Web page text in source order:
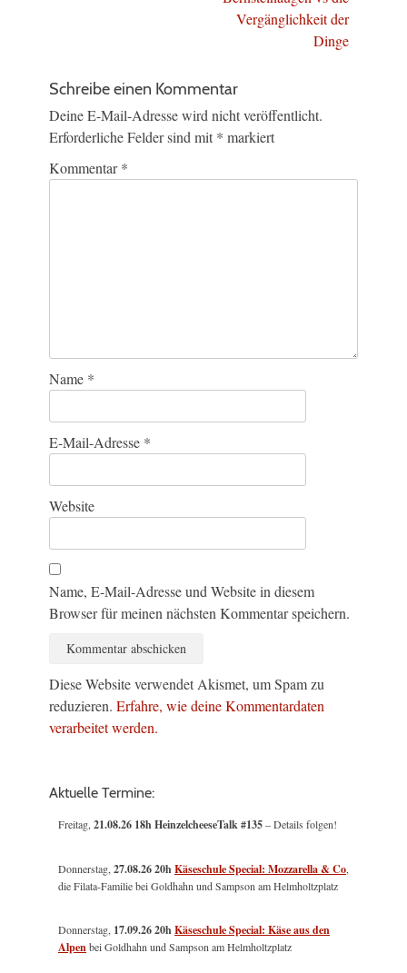
Vergänglichkeit der
Dinge
Schreibe einen Kommentar
Deine E-Mail-Adresse wird nicht veröffentlicht.
Erforderliche Felder sind mit * markiert
Kommentar*
Name *
E-Mail-Adresse *
Website
Name, E-Mail-Adresse und Website in diesem
Browser für meinen nächsten Kommentar speichern.
Diese Website verwendet Akismet, um Spam zu
reduzieren. Erfahre, wie deine Kommentardaten
verarbeitet werden.
Aktuelle Termine:
Freitag, 21.08.26 18h HeinzelcheeseTalk #135– Details folgen!
Donnerstag, 27.08.26 20hKäseschule Special: Mozzarella & Co
die Filata-Familie bei Goldhahn und Sampson am Helmholtzplatz
Donnerstag, 17.09.26 20hKäseschule Special: Käse aus den
Alpenbei Goldhahn und Sampson am Helmholtzplatz